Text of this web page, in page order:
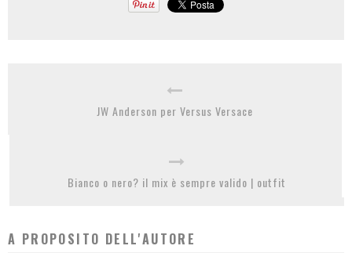
JW Anderson per Versus Versace
Bianco o nero? il mix è sempre valido | outfit
A PROPOSITO DELL'AUTORE